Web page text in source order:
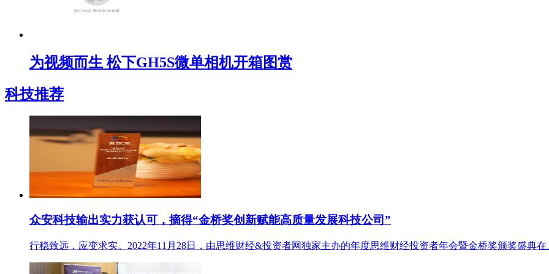
为视频而生 松下GH5S微单相机开箱图赏
科技推荐
众安科技输出实力获认可，摘得“金桥奖创新赋能高质量发展科技公司”
行稳致远，应变求实。2022年11月28日，由思维财经&投资者网独家主办的年度思维财经投资者年会暨金桥奖颁奖盛典